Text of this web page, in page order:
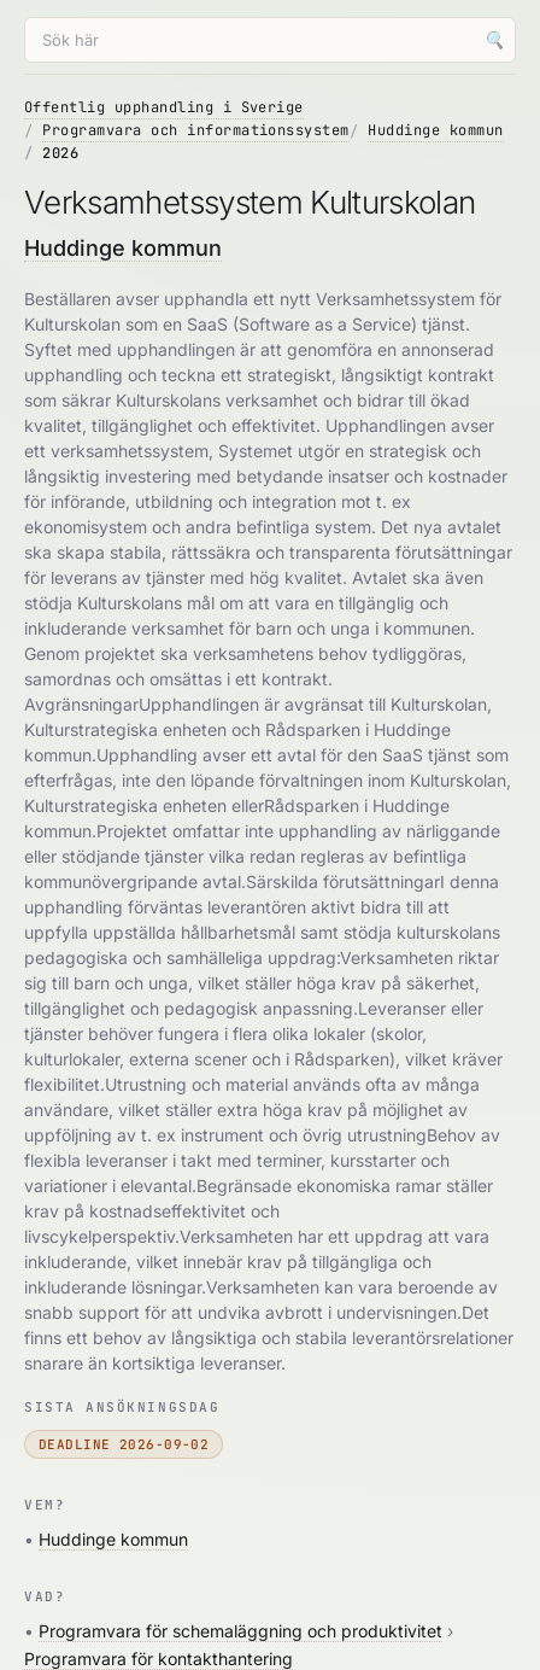
🔍
Offentlig upphandling i Sverige
Programvara och informationssystem
Huddinge kommun
2026
Verksamhetssystem Kulturskolan
Huddinge kommun
Beställaren avser upphandla ett nytt Verksamhetssystem för
Kulturskolan som en SaaS (Software as a Service) tjänst.
Syftet med upphandlingen är att genomföra en annonserad
upphandling och teckna ett strategiskt, långsiktigt kontrakt
som säkrar Kulturskolans verksamhet och bidrar till ökad
kvalitet, tillgänglighet och effektivitet. Upphandlingen avser
ett verksamhetssystem, Systemet utgör en strategisk och
långsiktig investering med betydande insatser och kostnader
för införande, utbildning och integration mot t. ex
ekonomisystem och andra befintliga system. Det nya avtalet
ska skapa stabila, rättssäkra och transparenta förutsättningar
för leverans av tjänster med hög kvalitet. Avtalet ska även
stödja Kulturskolans mål om att vara en tillgänglig och
inkluderande verksamhet för barn och unga i kommunen.
Genom projektet ska verksamhetens behov tydliggöras,
samordnas och omsättas i ett kontrakt.
AvgränsningarUpphandlingen är avgränsat till Kulturskolan,
Kulturstrategiska enheten och Rådsparken i Huddinge
kommun.Upphandling avser ett avtal för den SaaS tjänst som
efterfrågas, inte den löpande förvaltningen inom Kulturskolan,
Kulturstrategiska enheten ellerRådsparken i Huddinge
kommun.Projektet omfattar inte upphandling av närliggande
eller stödjande tjänster vilka redan regleras av befintliga
kommunövergripande avtal.Särskilda förutsättningarI denna
upphandling förväntas leverantören aktivt bidra till att
uppfylla uppställda hållbarhetsmål samt stödja kulturskolans
pedagogiska och samhälleliga uppdrag:Verksamheten riktar
sig till barn och unga, vilket ställer höga krav på säkerhet,
tillgänglighet och pedagogisk anpassning.Leveranser eller
tjänster behöver fungera i flera olika lokaler (skolor,
kulturlokaler, externa scener och i Rådsparken), vilket kräver
flexibilitet.Utrustning och material används ofta av många
användare, vilket ställer extra höga krav på möjlighet av
uppföljning av t. ex instrument och övrig utrustningBehov av
flexibla leveranser i takt med terminer, kursstarter och
variationer i elevantal.Begränsade ekonomiska ramar ställer
krav på kostnadseffektivitet och
livscykelperspektiv.Verksamheten har ett uppdrag att vara
inkluderande, vilket innebär krav på tillgängliga och
inkluderande lösningar.Verksamheten kan vara beroende av
snabb support för att undvika avbrott i undervisningen.Det
finns ett behov av långsiktiga och stabila leverantörsrelationer
snarare än kortsiktiga leveranser.
SISTA ANSÖKNINGSDAG
DEADLINE 2026-09-02
VEM?
• Huddinge kommun
VAD?
• Programvara för schemaläggning och produktivitet ›
Programvara för kontakthantering